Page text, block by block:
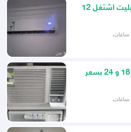
تكييف كاريير 24 وحدة سبليت اشتغل 12
مكيف كولين مصنع جري 18 و 24 بسعر